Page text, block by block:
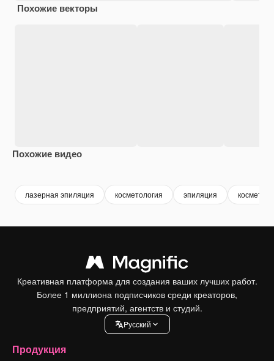
Похожие векторы
Похожие видео
лазерная эпиляция косметология эпиляция
Креативная платформа для создания ваших лучших работ.
Более 1 миллиона подписчиков среди креаторов,
предприятий, агентств и студий.
Pусский
Продукция